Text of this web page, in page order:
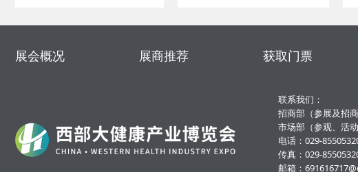
展会概况 展商推荐 获取门票
联系我们：
招商部（参展及招
市场部（参观、活
电话：029-
传真：029-
邮箱：